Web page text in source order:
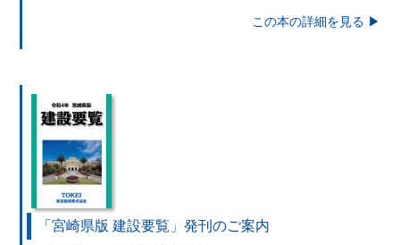
この本の詳細を見る ▶︎
「宮崎県版 建設要覧」発刊のご案内